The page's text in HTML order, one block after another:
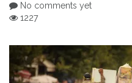
No comments yet
1227